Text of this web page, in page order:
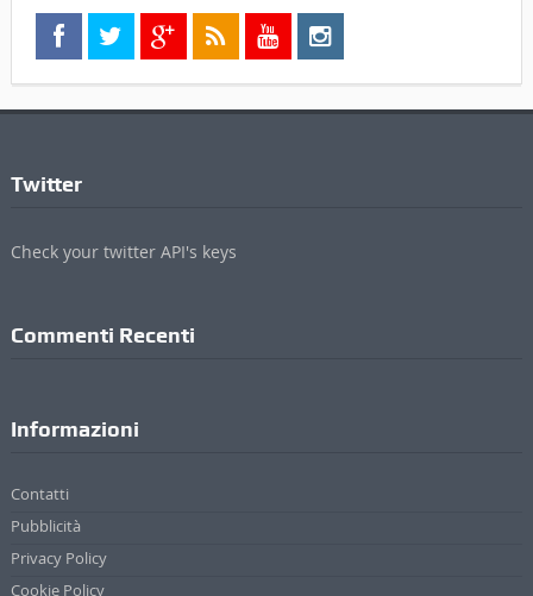
Twitter
Check your twitter API's keys
Commenti Recenti
Informazioni
Contatti
Pubblicità
Privacy Policy
Cookie Policy